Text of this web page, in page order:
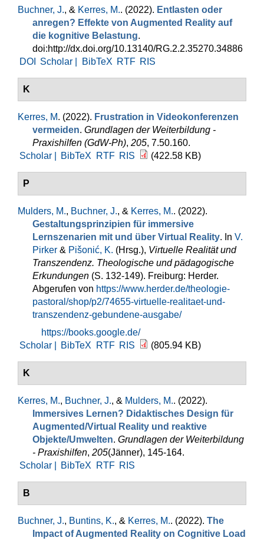
Buchner, J., & Kerres, M.. (2022). Entlasten oder
anregen? Effekte von Augmented Reality auf
die kognitive Belastung.
doi:http://dx.doi.org/10.13140/RG.2.2.35270.34886
DOI
Scholar | BibTeX RTF RIS
K
Kerres, M. (2022). Frustration in Videokonferenzen
vermeiden. Grundlagen der Weiterbildung -
Praxishilfen (GdW-Ph), 205, 7.50.160.
Scholar |
BibTeX RTF RIS (422.58 KB)
P
Mulders, M., Buchner, J., & Kerres, M.. (2022).
Gestaltungsprinzipien für immersive
Lernszenarien mit und über Virtual Reality. In V.
Pirker & Pišonić, K. (Hrsg.), Virtuelle Realität und
Transzendenz. Theologische und pädagogische
Erkundungen (S. 132-149). Freiburg: Herder.
Abgerufen von https://www.herder.de/theologie-
pastoral/shop/p2/74655-virtuelle-realitaet-und-
transzendenz-gebundene-ausgabe/
https://books.google.de/
Scholar |
BibTeX RTF RIS (805.94 KB)
K
Kerres, M., Buchner, J., & Mulders, M.. (2022).
Immersives Lernen? Didaktisches Design für
Augmented/Virtual Reality und reaktive
Objekte/Umwelten. Grundlagen der Weiterbildung
- Praxishilfen, 205(Jänner), 145-164.
Scholar |
BibTeX RTF RIS
B
Buchner, J., Buntins, K., & Kerres, M.. (2022). The
Impact of Augmented Reality on Cognitive Load